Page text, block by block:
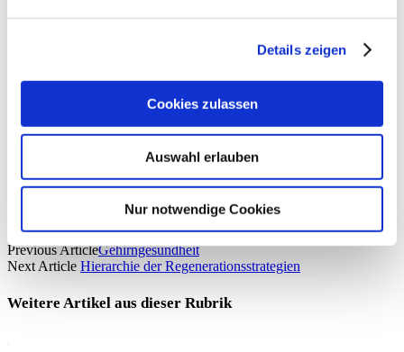
Details zeigen
Cookies zulassen
Auswahl erlauben
Nur notwendige Cookies
Allgemeinmedizin Lechhausen & MedWorks – Privatärztliche Praxis,
Augsburg und wiss. Beirat der sportärztezeitung.
Experten Profil
Share. WhatsApp Facebook Twitter LinkedIn Telegram Email
Previous ArticleGehirngesundheit
Next Article Hierarchie der Regenerationsstrategien
Weitere Artikel aus dieser Rubrik